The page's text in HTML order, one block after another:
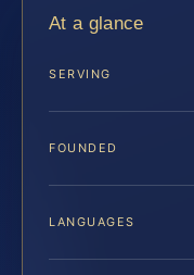
At a glance
SERVING
FOUNDED
LANGUAGES